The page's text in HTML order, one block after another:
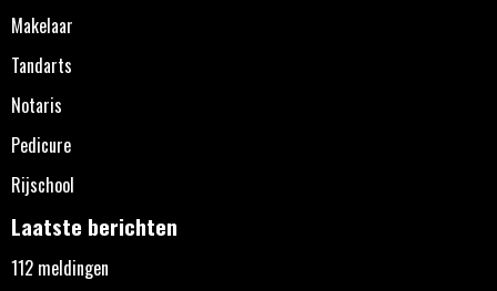
Makelaar
Tandarts
Notaris
Pedicure
Rijschool
Laatste berichten
112 meldingen